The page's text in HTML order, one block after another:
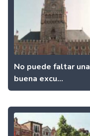
No puede faltar una
buena excu...